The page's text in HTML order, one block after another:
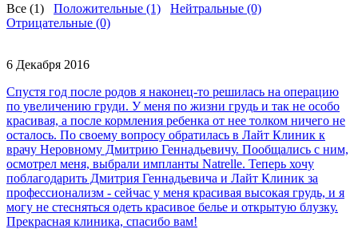
Все (1) Положительные (1)
Нейтральные (0)
Отрицательные (0)
6 Декабря 2016
Спустя год после родов я наконец-то решилась на операцию
по увеличению груди. У меня по жизни грудь и так не особо
красивая, а после кормления ребенка от нее толком ничего не
осталось. По своему вопросу обратилась в Лайт Клиник к
врачу Неровному Дмитрию Геннадьевичу. Пообщались с ним,
осмотрел меня, выбрали импланты Natrelle. Теперь хочу
поблагодарить Дмитрия Геннадьевича и Лайт Клиник за
профессионализм - сейчас у меня красивая высокая грудь, и я
могу не стесняться одеть красивое белье и открытую блузку.
Прекрасная клиника, спасибо вам!